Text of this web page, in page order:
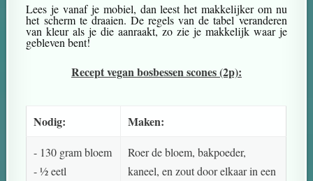
Lees je vanaf je mobiel, dan leest het makkelijker om nu
het scherm te draaien. De regels van de tabel veranderen
van kleur als je die aanraakt, zo zie je makkelijk waar je
gebleven bent!
Recept vegan bosbessen scones (2p):
Nodig: Maken:
- 130 gram bloem
- ½ eetl
Roer de bloem, bakpoeder,
kaneel, en zout door elkaar in een